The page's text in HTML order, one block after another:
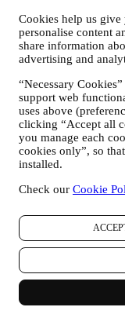
Cookies help us give
personalise content
share information
advertising and
“Necessary
support web
uses above
clicking “Accept all
you manage each
cookies only”, so
installed.
Check our Cookie
personopplysninger
forklarer hvordan vi
personopplysninger i
(inkludert EUs
personvernlov som
(«personvernlovene»).
1. Når og hvilken type
«Personopplysninger»
gjør det mulig for oss
kombinasjon med
Barn: Vi ber ikke om
Vi vil kunne samle inn
et Le Creuset-produkt
butikker (Signature
nyhetsbrev. Avhengig
personopplysningene
navn, etternavn,
kontaktdetaljer